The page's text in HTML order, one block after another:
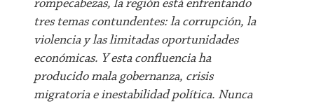
rompecabezas, la región está enfrentando
tres temas contundentes: la corrupción, la
violencia y las limitadas oportunidades
económicas. Y esta confluencia ha
producido mala gobernanza, crisis
migratoria e inestabilidad política. Nunca